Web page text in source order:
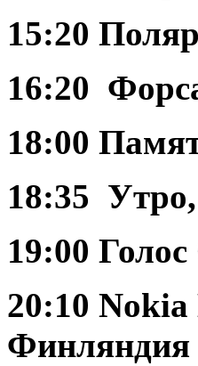
15:20
16:20
18:00
18:35
19:00
20:10
Финляндия